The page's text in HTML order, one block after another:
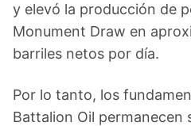
y elevó la producción de
Monument Draw en
barriles netos por día.
Por lo tanto, los
Battalion Oil permanecen